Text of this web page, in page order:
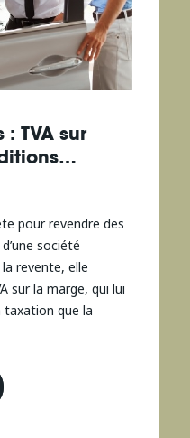
TVA sur
pour revendre des
société
revente, elle
sur la marge, qui lui
que la